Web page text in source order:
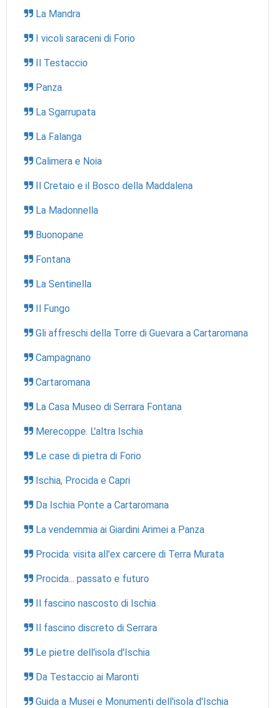
La Mandra
I vicoli saraceni di Forio
Il Testaccio
Panza
La Sgarrupata
La Falanga
Calimera e Noia
Il Cretaio e il Bosco della Maddalena
La Madonnella
Buonopane
Fontana
La Sentinella
Il Fungo
Gli affreschi della Torre di Guevara a Cartaromana
Campagnano
Cartaromana
La Casa Museo di Serrara Fontana
Merecoppe. L'altra Ischia
Le case di pietra di Forio
Ischia, Procida e Capri
Da Ischia Ponte a Cartaromana
La vendemmia ai Giardini Arimei a Panza
Procida: visita all'ex carcere di Terra Murata
Procida... passato e futuro
Il fascino nascosto di Ischia
Il fascino discreto di Serrara
Le pietre dell'isola d'Ischia
Da Testaccio ai Maronti
Guida a Musei e Monumenti dell'isola d'Ischia